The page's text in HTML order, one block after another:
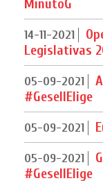
MinutoG
14-11-2021
Legislativas
05-09-2021
#GesellElige
05-09-2021
05-09-2021
#GesellElige